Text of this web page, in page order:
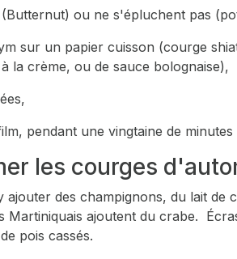
ou ne s'épluchent pas
sur un papier cuisson (courge
la crème, ou de sauce bolognaise),
pendant une vingtaine de minutes
les courges
des champignons, du lait de
ajoutent du crabe.
pois cassés.